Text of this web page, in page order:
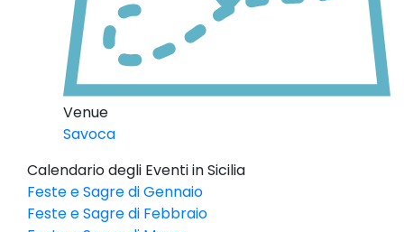
Venue
Savoca
Calendario degli Eventi in Sicilia
Feste e Sagre di Gennaio
Feste e Sagre di Febbraio